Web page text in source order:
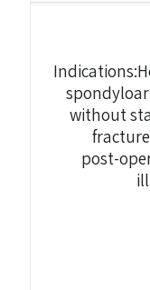
without
post-